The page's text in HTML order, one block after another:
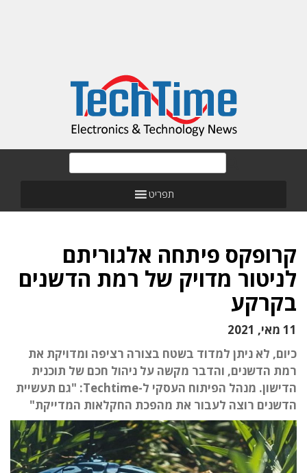
תפריט
קרופקס פיתחה אלגוריתם
לניטור מדויק של רמת הדשנים
בקרקע
11 מאי, 2021
כיום, לא ניתן למדוד בשטח בצורה רציפה ומדויקת את
רמת הדשנים, והדבר מקשה על ניהול חכם של תוכנית
הדישון. מנהל הפיתוח העסקי ל-Techtime: "גם תעשיית
הדשנים רוצה לעבור את מהפכת החקלאות המדייקת"